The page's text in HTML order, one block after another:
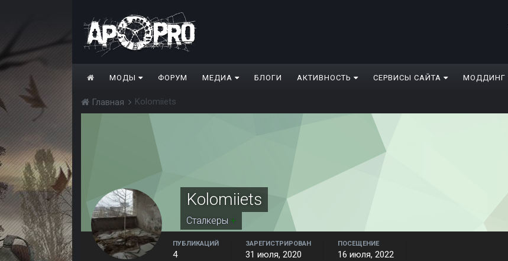
МОДЫ ФОРУМ МЕДИА БЛОГИ АКТИВНОСТЬ СЕРВИСЫ САЙТА МОДДИНГ
Главная Kolomiiets
Kolomiiets
Сталкеры +
ПУБЛИКАЦИЙ
4
ЗАРЕГИСТРИРОВАН
31 июля, 2020
ПОСЕЩЕНИЕ
16 июля, 2022